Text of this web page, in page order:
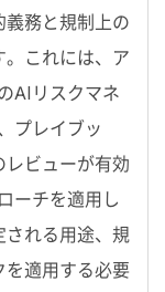
務と規制上の
これには、ア
AIリスクマネ
プレイブッ
レビューが有効
ーチを適用し
される用途、規
適用する必要